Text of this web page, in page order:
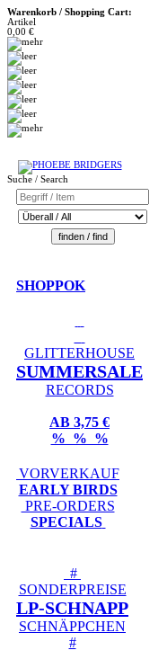
Warenkorb / Shopping Cart:
Artikel
0,00 €
Suche / Search
SHOPPOK
GLITTERHOUSE
SUMMERSALE
RECORDS
AB 3,75 €
% % %
VORVERKAUF
EARLY BIRDS
PRE-ORDERS
SPECIALS
#
SONDERPREISE
LP-SCHNAPP
SCHNÄPPCHEN
#